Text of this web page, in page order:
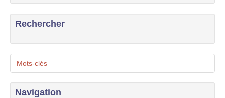
Rechercher
Mots-clés
Navigation